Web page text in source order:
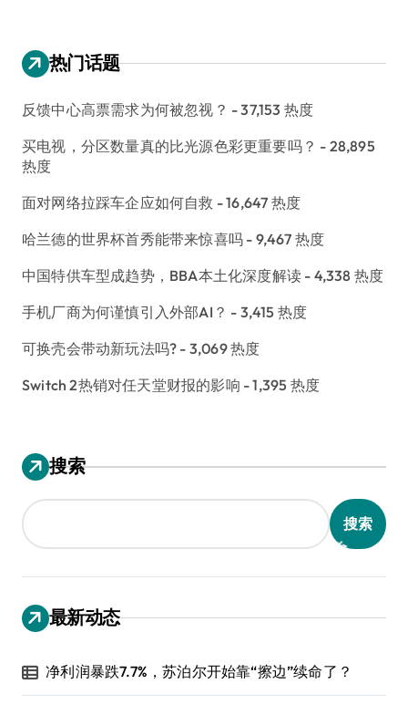
热门话题
反馈中心高票需求为何被忽视？ - 37,153 热度
买电视，分区数量真的比光源色彩更重要吗？ - 28,895
热度
面对网络拉踩车企应如何自救 - 16,647 热度
哈兰德的世界杯首秀能带来惊喜吗 - 9,467 热度
中国特供车型成趋势，BBA本土化深度解读 - 4,338 热度
手机厂商为何谨慎引入外部AI？ - 3,415 热度
可换壳会带动新玩法吗? - 3,069 热度
Switch 2热销对任天堂财报的影响 - 1,395 热度
搜索
搜索
最新动态
净利润暴跌7.7%，苏泊尔开始靠“擦边”续命了？